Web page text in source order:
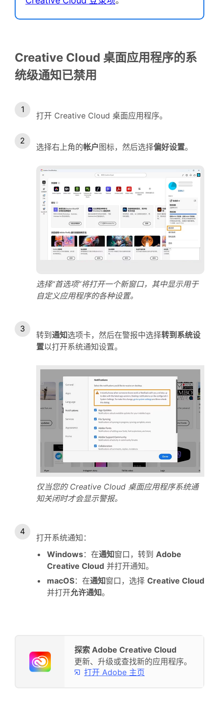
Creative Cloud 桌面应用程序的系
统级通知已禁用
打开 Creative Cloud 桌面应用程序。
选择右上角的帐户图标，然后选择偏好设置。
选择“首选项”将打开一个新窗口，其中显示用于
自定义应用程序的各种设置。
转到 通知选项卡，然后在警报中选择转到系统设
置以打开系统通知设置。
仅当您的 Creative Cloud 桌面应用程序系统通
知关闭时才会显示警报。
打开系统通知：
Windows：在通知窗口，转到 Adobe
Creative Cloud 并打开通知。
macOS：在通知窗口，选择 Creative Cloud
并打开允许通知。
探索 Adobe Creative Cloud
更新、升级或查找新的应用程序。
打开 Adobe 主页